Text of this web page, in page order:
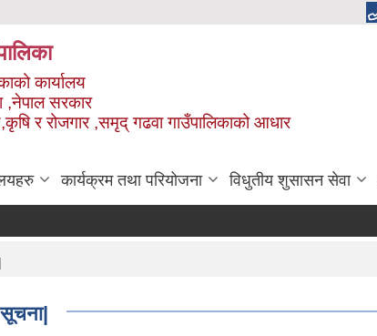
कार्यालय
,नेपाल सरकार
र रोजगार ,समृद् गढवा गाउँपालिकाको आधार
कार्यक्रम तथा परियोजना विधुतीय शुसासन सेवा